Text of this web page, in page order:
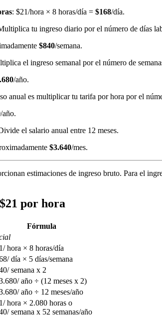
: $21/hora × 8 horas/día = $168/día.
tu ingreso diario por el número de días
$840/semana.
el ingreso semanal por el número de
/año.
anual es multiplicar tu tarifa por hora por el
/año.
el salario anual entre 12 meses.
$3.640/mes.
estimaciones de ingreso bruto. Para el
por hora
Fórmula
hora × 8 horas/día
día × 5 días/semana
semana x 2
año ÷ (12 meses x 2)
año ÷ 12 meses/año
hora × 2.080 horas o
semana x 52 semanas/año